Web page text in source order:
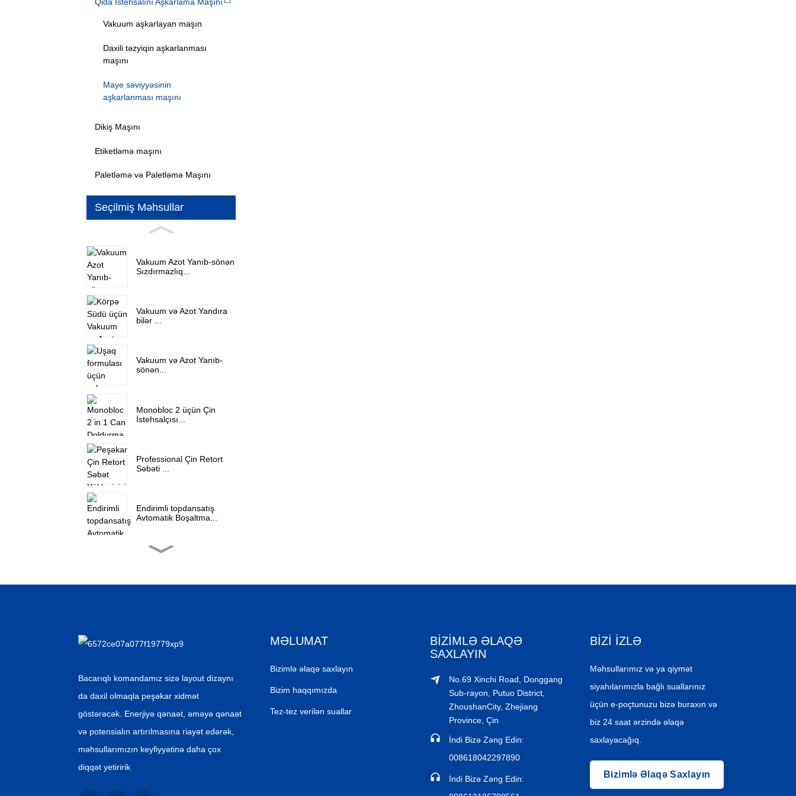
Vakuum aşkarlayan maşın
Daxili təzyiqin aşkarlanması
maşını
Maye səviyyəsinin
aşkarlanması maşını
Dikiş Maşını
Etiketləmə maşını
Paletləmə və Paletləmə Maşını
Seçilmiş Məhsullar
Vakuum Azot Yanıb-sönən
Sızdırmazlıq...
Vakuum və Azot Yandıra
bilər ...
Vakuum və Azot Yanıb-
sönən...
Monobloc 2 üçün Çin
İstehsalçısı...
Professional Çin Retort
Səbəti ...
Endirimli topdansatış
Avtomatik Boşaltma...
Pet Can...
Bacarıqlı komandamız sizə layout dizaynı
da daxil olmaqla peşəkar xidmət
göstərəcək. Enerjiyə qənaət, əməyə qənaət
və potensialın artırılmasına riayət edərək,
məhsullarımızın keyfiyyətinə daha çox
diqqət yetiririk
MƏLUMAT
Bizimlə əlaqə saxlayın
Bizim haqqımızda
Tez-tez verilən suallar
BIZIMLƏ ƏLAQƏ
SAXLAYIN
No.69 Xinchi Road, Donggang
Sub-rayon, Putuo District,
ZhoushanCity, Zhejiang
Province, Çin
İndi Bizə Zəng Edin:
008618042297890
İndi Bizə Zəng Edin:
BIZI IZLƏ
Məhsullarımız və ya qiymət
siyahılarımızla bağlı suallarınız
üçün e-poçtunuzu bizə buraxın və
biz 24 saat ərzində əlaqə
saxlayacağıq.
Bizimlə Əlaqə Saxlayın